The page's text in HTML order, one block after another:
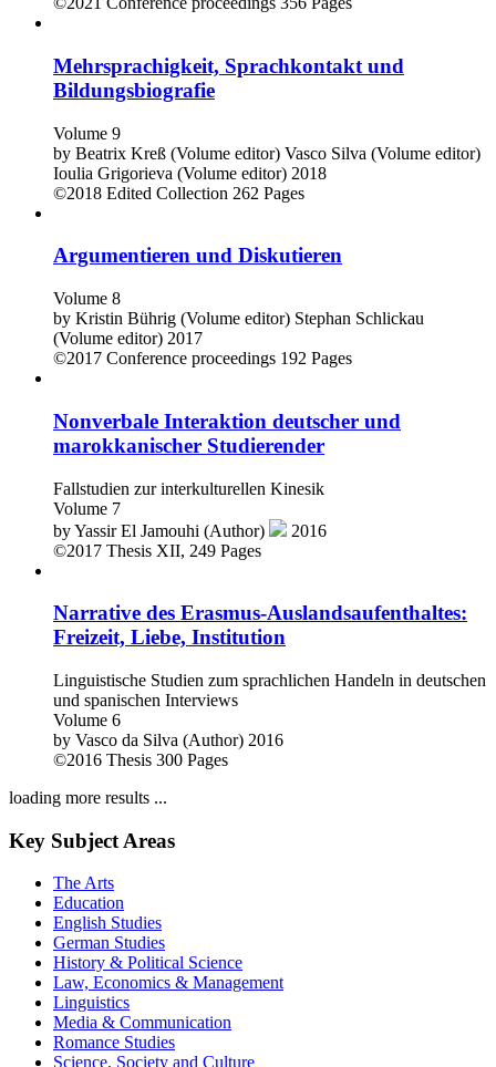
Mehrsprachigkeit, Sprachkontakt und
Bildungsbiografie
Volume 9
by Beatrix Kreß (Volume editor) Vasco Silva (Volume editor)
Ioulia Grigorieva (Volume editor) 2018
©2018 Edited Collection 262 Pages
Argumentieren und Diskutieren
Volume 8
by Kristin Bührig (Volume editor) Stephan Schlickau
(Volume editor) 2017
©2017 Conference proceedings 192 Pages
Nonverbale Interaktion deutscher und
marokkanischer Studierender
Fallstudien zur interkulturellen Kinesik
Volume 7
byYassir El Jamouhi (Author)
2016
©2017 Thesis XII, 249 Pages
Narrative des Erasmus-Auslandsaufenthaltes:
Freizeit, Liebe, Institution
Linguistische Studien zum sprachlichen Handeln in deutschen
und spanischen Interviews
Volume 6
by Vasco da Silva (Author) 2016
©2016 Thesis 300 Pages
loading more results ...
Key Subject Areas
The Arts
Education
English Studies
German Studies
History & Political Science
Law, Economics & Management
Linguistics
Media & Communication
Romance Studies
Science, Society and Culture